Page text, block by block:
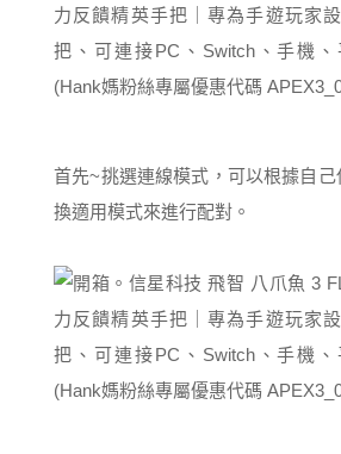
首先~挑選連線模式，可以根據自
換適用模式來進行配對。